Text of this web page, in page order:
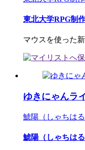
東北大学RPG制
マウスを使った
ゆきにゃんラ
鯱陽（しゃちはる
鯱陽（しゃちはる